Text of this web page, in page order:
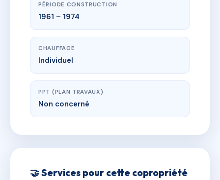
PÉRIODE CONSTRUCTION
1961 – 1974
CHAUFFAGE
Individuel
PPT (PLAN TRAVAUX)
Non concerné
🤝 Services pour cette copropriété